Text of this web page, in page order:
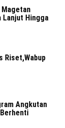
Lanjut Hingga
Riset,Wabup
Angkutan